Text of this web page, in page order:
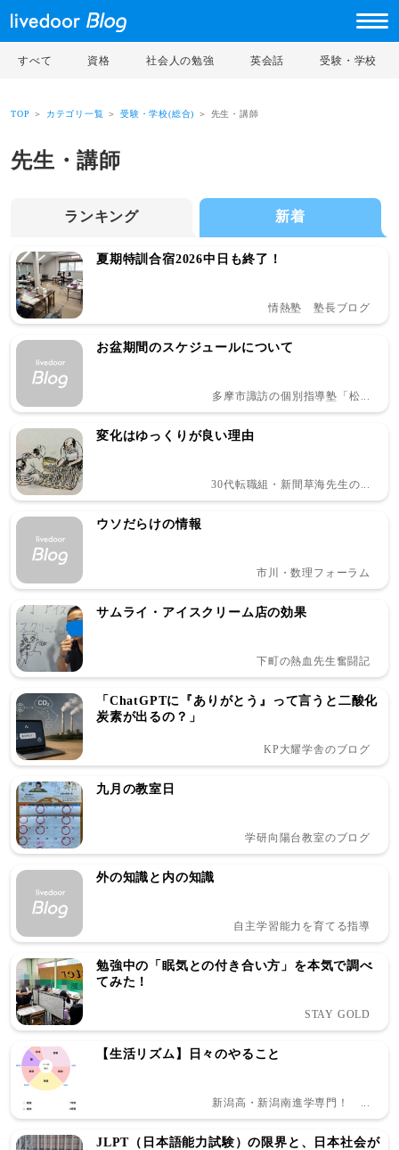
すべて 資格 社会人の勉強 英会話 受験・学校
TOP ＞ カテゴリ一覧 ＞受験・学校(総合) ＞ 先生・講師
先生・講師
ランキング 新着
夏期特訓合宿2026中日も終了！
情熱塾 塾長ブログ
お盆期間のスケジュールについて
多摩市諏訪の個別指導塾「松...
変化はゆっくりが良い理由
30代転職組・新間草海先生の...
ウソだらけの情報
市川・数理フォーラム
サムライ・アイスクリーム店の効果
下町の熱血先生奮闘記
「ChatGPTに『ありがとう』って言うと二酸化
炭素が出るの？」
KP大耀学舎のブログ
九月の教室日
学研向陽台教室のブログ
外の知識と内の知識
自主学習能力を育てる指導
勉強中の「眠気との付き合い方」を本気で調べ
てみた！
STAY GOLD
【生活リズム】日々のやること
新潟高・新潟南進学専門！ ...
JLPT（日本語能力試験）の限界と、日本社会が